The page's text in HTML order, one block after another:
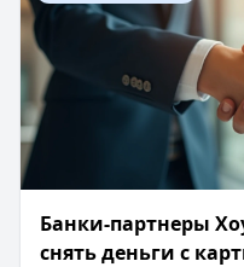
Банки-партнеры
снять деньги с